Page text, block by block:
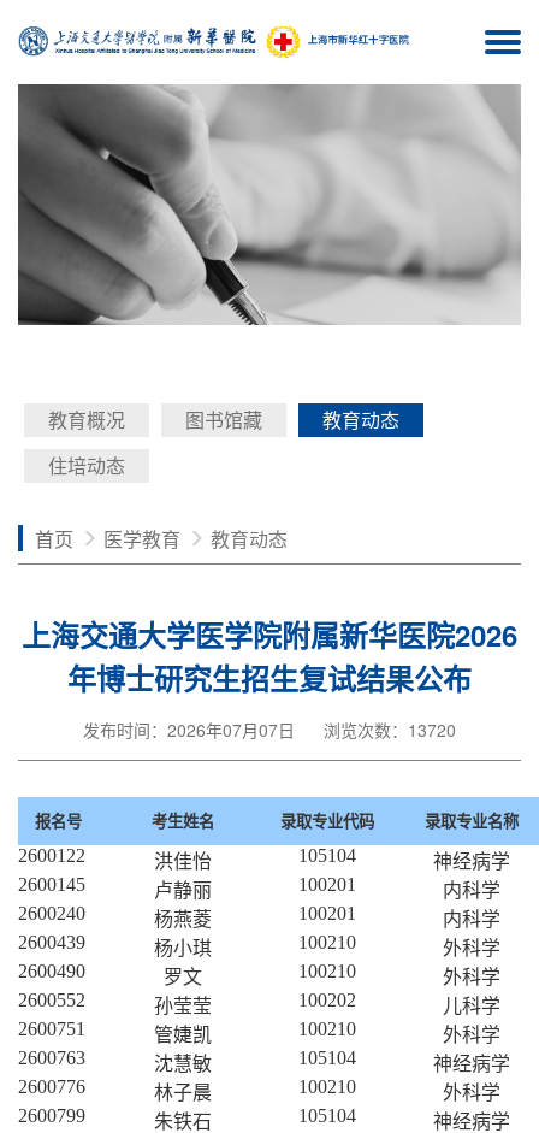
教育概况 图书馆藏
教育动态
住培动态
首页 医学教育 教育动态
上海交通大学医学院附属新华医院2026
年博士研究生招生复试结果公布
发布时间：2026年07月07日 浏览次数：13720
报名号 考生姓名 录取专业代码 录取专业名称
2600122 洪佳怡 105104
神经病学
2600145
卢静丽 100201
内科学
2600240
杨燕菱 100201
内科学
2600439
杨小琪 100210
外科学
2600490
罗文 100210
外科学
2600552
孙莹莹 100202
儿科学
2600751
管婕凯 100210
外科学
2600763
沈慧敏 105104
神经病学
2600776
林子晨 100210
外科学
2600799
朱铁石 105104
神经病学